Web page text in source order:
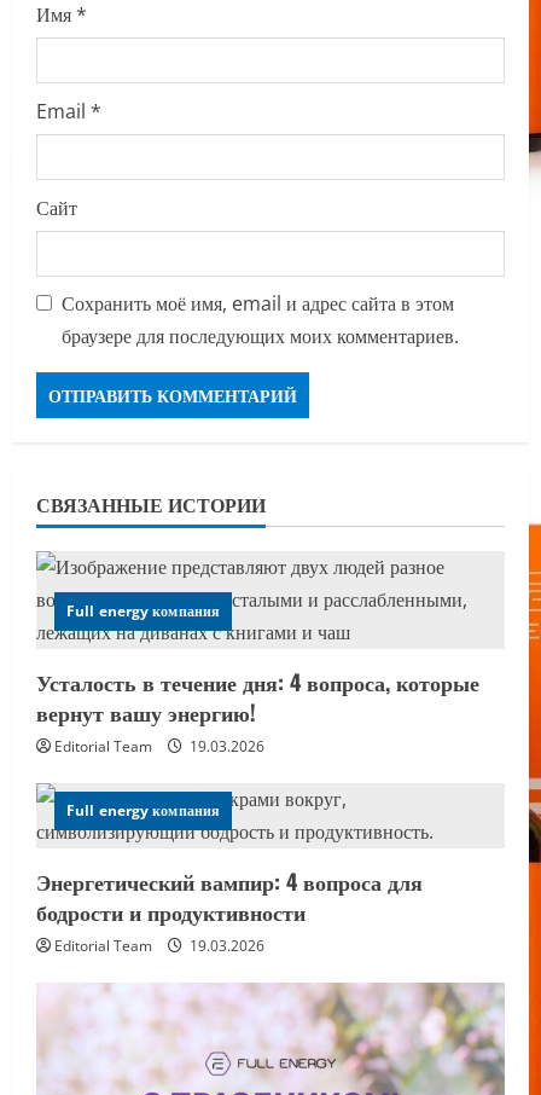
Имя*
Email *
Сайт
Сохранить моё имя, email и адрес сайта в этом
браузере для последующих моих комментариев.
СВЯЗАННЫЕ ИСТОРИИ
Full energy компания
Усталость в течение дня: 4 вопроса, которые
вернут вашу энергию!
Editorial Team 19.03.2026
Full energy компания
Энергетический вампир: 4 вопроса для
бодрости и продуктивности
Editorial Team 19.03.2026